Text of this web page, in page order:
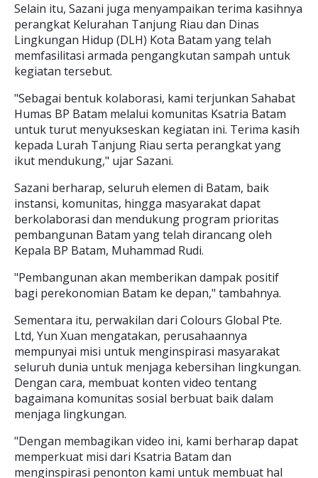
Selain itu, Sazani juga menyampaikan terima kasihnya
perangkat Kelurahan Tanjung Riau dan Dinas
Lingkungan Hidup (DLH) Kota Batam yang telah
memfasilitasi armada pengangkutan sampah untuk
kegiatan tersebut.
"Sebagai bentuk kolaborasi, kami terjunkan Sahabat
Humas BP Batam melalui komunitas Ksatria Batam
untuk turut menyukseskan kegiatan ini. Terima kasih
kepada Lurah Tanjung Riau serta perangkat yang
ikut mendukung," ujar Sazani.
Sazani berharap, seluruh elemen di Batam, baik
instansi, komunitas, hingga masyarakat dapat
berkolaborasi dan mendukung program prioritas
pembangunan Batam yang telah dirancang oleh
Kepala BP Batam, Muhammad Rudi.
"Pembangunan akan memberikan dampak positif
bagi perekonomian Batam ke depan," tambahnya.
Sementara itu, perwakilan dari Colours Global Pte.
Ltd, Yun Xuan mengatakan, perusahaannya
mempunyai misi untuk menginspirasi masyarakat
seluruh dunia untuk menjaga kebersihan lingkungan.
Dengan cara, membuat konten video tentang
bagaimana komunitas sosial berbuat baik dalam
menjaga lingkungan.
"Dengan membagikan video ini, kami berharap dapat
memperkuat misi dari Ksatria Batam dan
menginspirasi penonton kami untuk membuat hal